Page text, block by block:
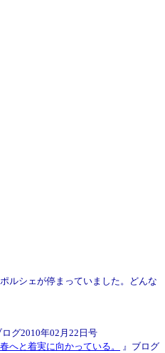
ルシェが停まっていました。どんな
ログ2010年02月22日号
へと着実に向かっている。
』ブログ